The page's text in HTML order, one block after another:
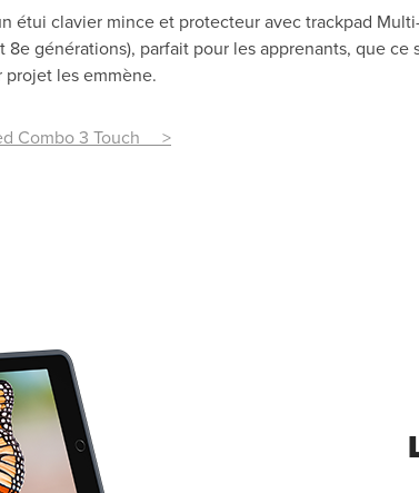
étui clavier mince et protecteur avec trackpad
8e générations), parfait pour les apprenants, que ce
les emmène.
Combo 3 Touch >